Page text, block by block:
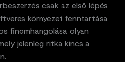
csak az első lépés
környezet fenntartása
finomhangolása olyan
jelenleg ritka kincs a